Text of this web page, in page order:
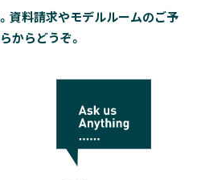
資料請求やモデルルームのご予
からどうぞ。